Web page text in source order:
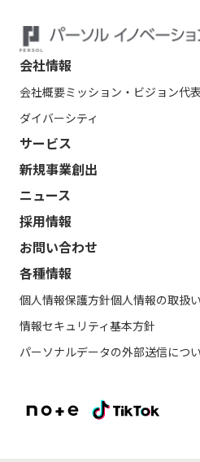
会社情報
会社概要ミッション・ビジョン代
ダイバーシティ
サービス
新規事業創出
ニュース
採用情報
お問い合わせ
各種情報
個人情報保護方針個人情報の取扱
情報セキュリティ基本方針
パーソナルデータの外部送信につ